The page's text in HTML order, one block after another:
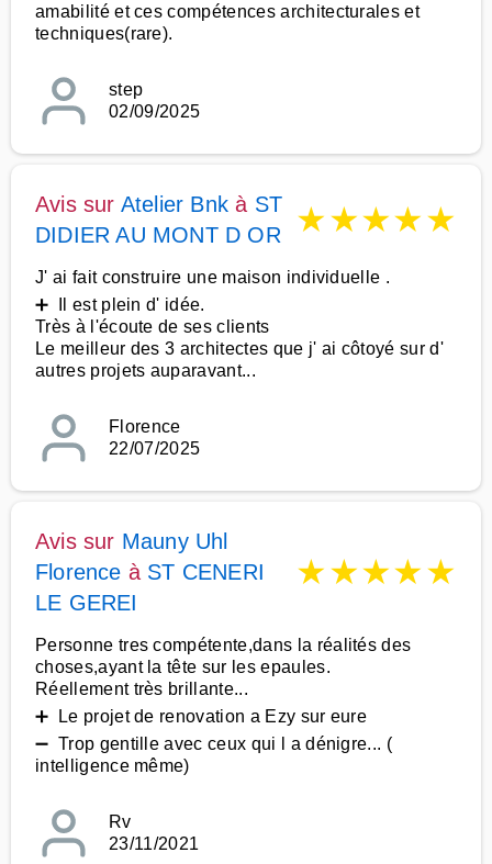
amabilité et ces compétences architecturales et
techniques(rare).
step
02/09/2025
Avis sur Atelier Bnk à ST
DIDIER AU MONT D OR
★★★★★
J' ai fait construire une maison individuelle .
➕ Il est plein d' idée.
Très à l'écoute de ses clients
Le meilleur des 3 architectes que j' ai côtoyé sur d'
autres projets auparavant...
Florence
22/07/2025
Avis sur Mauny Uhl
Florence à ST CENERI
LE GEREI
★★★★★
Personne tres compétente,dans la réalités des
choses,ayant la tête sur les epaules.
Réellement très brillante...
➕ Le projet de renovation a Ezy sur eure
➖ Trop gentille avec ceux qui l a dénigre... (
intelligence même)
Rv
23/11/2021